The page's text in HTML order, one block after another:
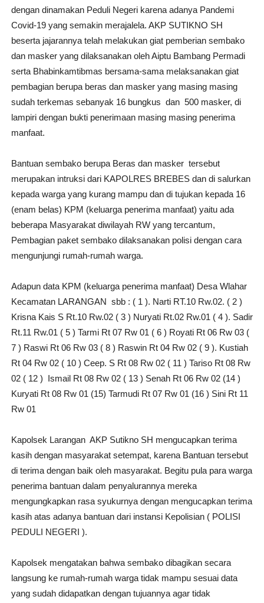
dengan dinamakan Peduli Negeri karena adanya Pandemi
Covid-19 yang semakin merajalela. AKP SUTIKNO SH
beserta jajarannya telah melakukan giat pemberian sembako
dan masker yang dilaksanakan oleh Aiptu Bambang Permadi
serta Bhabinkamtibmas bersama-sama melaksanakan giat
pembagian berupa beras dan masker yang masing masing
sudah terkemas sebanyak 16 bungkus dan 500 masker, di
lampiri dengan bukti penerimaan masing masing penerima
manfaat.
Bantuan sembako berupa Beras dan masker tersebut
merupakan intruksi dari KAPOLRES BREBES dan di salurkan
kepada warga yang kurang mampu dan di tujukan kepada 16
(enam belas) KPM (keluarga penerima manfaat) yaitu ada
beberapa Masyarakat diwilayah RW yang tercantum,
Pembagian paket sembako dilaksanakan polisi dengan cara
mengunjungi rumah-rumah warga.
Adapun data KPM (keluarga penerima manfaat) Desa Wlahar
Kecamatan LARANGAN sbb : ( 1 ). Narti RT.10 Rw.02. ( 2 )
Krisna Kais S Rt.10 Rw.02 ( 3 ) Nuryati Rt.02 Rw.01 ( 4 ). Sadir
Rt.11 Rw.01 ( 5 ) Tarmi Rt 07 Rw 01 ( 6 ) Royati Rt 06 Rw 03 (
7 ) Raswi Rt 06 Rw 03 ( 8 ) Raswin Rt 04 Rw 02 ( 9 ). Kustiah
Rt 04 Rw 02 ( 10 ) Ceep. S Rt 08 Rw 02 ( 11 ) Tariso Rt 08 Rw
02 ( 12 ) Ismail Rt 08 Rw 02 ( 13 ) Senah Rt 06 Rw 02 (14 )
Kuryati Rt 08 Rw 01 (15) Tarmudi Rt 07 Rw 01 (16 ) Sini Rt 11
Rw 01
Kapolsek Larangan AKP Sutikno SH mengucapkan terima
kasih dengan masyarakat setempat, karena Bantuan tersebut
di terima dengan baik oleh masyarakat. Begitu pula para warga
penerima bantuan dalam penyalurannya mereka
mengungkapkan rasa syukurnya dengan mengucapkan terima
kasih atas adanya bantuan dari instansi Kepolisian ( POLISI
PEDULI NEGERI ).
Kapolsek mengatakan bahwa sembako dibagikan secara
langsung ke rumah-rumah warga tidak mampu sesuai data
yang sudah didapatkan dengan tujuannya agar tidak